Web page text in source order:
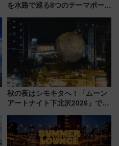
を水路で巡る8つのテーマポート
秋の夜はシモキタへ！「ムーン
アートナイト下北沢2026」でイ
を満喫しよう